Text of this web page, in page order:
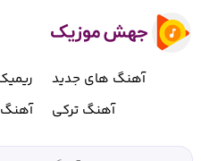
آهنگ های جدید
آهنگ ترکی